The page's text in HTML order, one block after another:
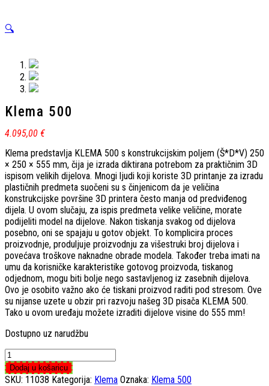
🔍
Klema 500
4.095,00 €
Klema predstavlja KLEMA 500 s konstrukcijskim poljem (Š*D*V) 250
× 250 × 555 mm, čija je izrada diktirana potrebom za praktičnim 3D
ispisom velikih dijelova. Mnogi ljudi koji koriste 3D printanje za izradu
plastičnih predmeta suočeni su s činjenicom da je veličina
konstrukcijske površine 3D printera često manja od predviđenog
dijela. U ovom slučaju, za ispis predmeta velike veličine, morate
podijeliti model na dijelove. Nakon tiskanja svakog od dijelova
posebno, oni se spajaju u gotov objekt. To komplicira proces
proizvodnje, produljuje proizvodnju za višestruki broj dijelova i
povećava troškove naknadne obrade modela. Također treba imati na
umu da korisničke karakteristike gotovog proizvoda, tiskanog
odjednom, mogu biti bolje nego sastavljenog iz zasebnih dijelova.
Ovo je osobito važno ako će tiskani proizvod raditi pod stresom. Ove
su nijanse uzete u obzir pri razvoju našeg 3D pisača KLEMA 500.
Tako u ovom uređaju možete izraditi dijelove visine do 555 mm!
Dostupno uz narudžbu
Klema
500
količina
Dodaj u košaricu
SKU: 11038 Kategorija: Klema Oznaka: Klema 500